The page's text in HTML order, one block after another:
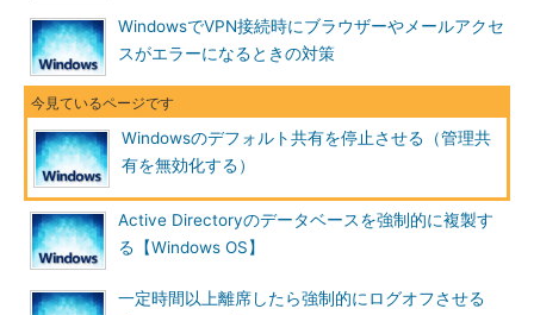
（3）コメントは、すべて「Default Share」と
自動設定されている。
（4）通常はこのボタンから共有フォルダのア
クセス権を設定できるのだが、管理共有について
は、共有を維持したままで設定を変更することは
できない（エラーが表示される）。
Windows NTとWindows 2000では、すべての製品で、OSのセ
ットアップが完了した時点で管理共有が自動作成される。それに
対し、Windows XPでは、利用形態によって管理共有の有無が異
なる。
WindowsでVPN接続時にブラウザーやメールアクセ
スがエラーになるときの対策
Windowsのデフォルト共有を停止させる（管理共
有を無効化する）
Active Directoryのデータベースを強制的に複製す
る【Windows OS】
一定時間以上離席したら強制的にログオフさせる